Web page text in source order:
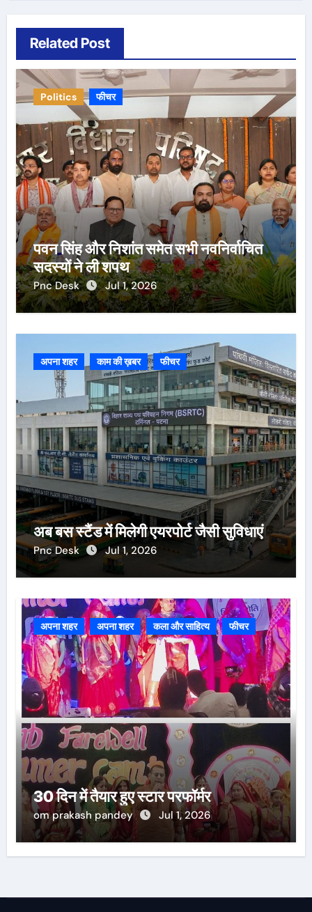
Related Post
Politics फीचर
पवन सिंह और निशांत समेत सभी नवनिर्वाचित
सदस्यों ने ली शपथ
Pnc Desk Jul 1, 2026
अपना शहर काम की ख़बर फीचर
अब बस स्टैंड में मिलेगी एयरपोर्ट जैसी सुविधाएं
Pnc Desk Jul 1, 2026
अपना शहर अपना शहर कला और साहित्य फीचर
30 दिन में तैयार हुए स्टार परफॉर्मर
om prakash pandey Jul 1, 2026